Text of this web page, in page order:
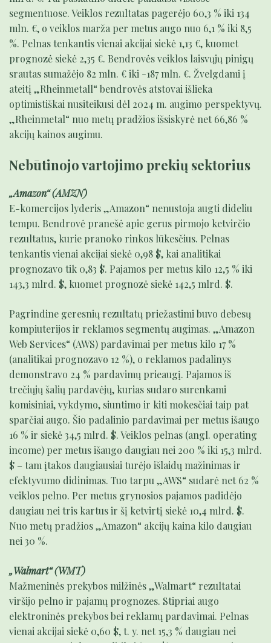
segmentuose. Veiklos rezultatas pagerėjo 60,3 % iki 134
mln. €, o veiklos marža per metus augo nuo 6,1 % iki 8,5
%. Pelnas tenkantis vienai akcijai siekė 1,13 €, kuomet
prognozė siekė 2,35 €. Bendrovės veiklos laisvųjų pinigų
srautas sumažėjo 82 mln. € iki -187 mln. €. Žvelgdami į
ateitį „Rheinmetall“ bendrovės atstovai išlieka
optimistiškai nusiteikusi dėl 2024 m. augimo perspektyvų.
„Rheinmetal“ nuo metų pradžios išsiskyrė net 66,86 %
akcijų kainos augimu.
Nebūtinojo vartojimo prekių sektorius
„Amazon“ (AMZN)
E-komercijos lyderis „Amazon“ nenustoja augti dideliu
tempu. Bendrovė pranešė apie gerus pirmojo ketvirčio
rezultatus, kurie pranoko rinkos lūkesčius. Pelnas
tenkantis vienai akcijai siekė 0,98 $, kai analitikai
prognozavo tik 0,83 $. Pajamos per metus kilo 12,5 % iki
143,3 mlrd. $, kuomet prognozė siekė 142,5 mlrd. $.
Pagrindine geresnių rezultatų priežastimi buvo debesų
kompiuterijos ir reklamos segmentų augimas. „Amazon
Web Services“ (AWS) pardavimai per metus kilo 17 %
(analitikai prognozavo 12 %), o reklamos padalinys
demonstravo 24 % pardavimų prieaugį. Pajamos iš
trečiųjų šalių pardavėjų, kurias sudaro surenkami
komisiniai, vykdymo, siuntimo ir kiti mokesčiai taip pat
sparčiai augo. Šio padalinio pardavimai per metus išaugo
16 % ir siekė 34,5 mlrd. $. Veiklos pelnas (angl. operating
income) per metus išaugo daugiau nei 200 % iki 15,3 mlrd.
$ – tam įtakos daugiausiai turėjo išlaidų mažinimas ir
efektyvumo didinimas. Tuo tarpu „AWS“ sudarė net 62 %
veiklos pelno. Per metus grynosios pajamos padidėjo
daugiau nei tris kartus ir šį ketvirtį siekė 10,4 mlrd. $.
Nuo metų pradžios „Amazon“ akcijų kaina kilo daugiau
nei 30 %.
„Walmart“ (WMT)
Mažmeninės prekybos milžinės „Walmart“ rezultatai
viršijo pelno ir pajamų prognozes. Stipriai augo
elektroninės prekybos bei reklamų pardavimai. Pelnas
vienai akcijai siekė 0,60 $, t. y. net 15,3 % daugiau nei